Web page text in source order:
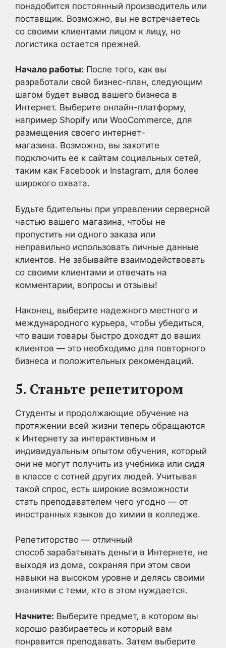
понадобится постоянный производитель или
поставщик. Возможно, вы не встречаетесь
со своими клиентами лицом к лицу, но
логистика остается прежней.
Начало работы: После того, как вы
разработали свой бизнес-план, следующим
шагом будет вывод вашего бизнеса в
Интернет. Выберите онлайн-платформу,
например Shopify или WooCommerce, для
размещения своего интернет-
магазина. Возможно, вы захотите
подключить ее к сайтам социальных сетей,
таким как Facebook и Instagram, для более
широкого охвата.
Будьте бдительны при управлении серверной
частью вашего магазина, чтобы не
пропустить ни одного заказа или
неправильно использовать личные данные
клиентов. Не забывайте взаимодействовать
со своими клиентами и отвечать на
комментарии, вопросы и отзывы!
Наконец, выберите надежного местного и
международного курьера, чтобы убедиться,
что ваши товары быстро доходят до ваших
клиентов — это необходимо для повторного
бизнеса и положительных рекомендаций.
5. Станьте репетитором
Студенты и продолжающие обучение на
протяжении всей жизни теперь обращаются
к Интернету за интерактивным и
индивидуальным опытом обучения, который
они не могут получить из учебника или сидя
в классе с сотней других людей. Учитывая
такой спрос, есть широкие возможности
стать преподавателем чего угодно — от
иностранных языков до химии в колледже.
Репетиторство — отличный
способ зарабатывать деньги в Интернете, не
выходя из дома, сохраняя при этом свои
навыки на высоком уровне и делясь своими
знаниями с теми, кто в этом нуждается.
Начните: Выберите предмет, в котором вы
хорошо разбираетесь и который вам
понравится преподавать. Затем выберите